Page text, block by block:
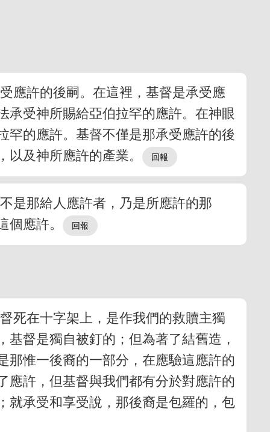
應許的後嗣。在這裡，基督是承受應
承受神所賜給亞伯拉罕的應許。在神眼
罕的應許。基督不僅是那承受應許的後
及神所應許的產業。
是那給人應許者，乃是所應許的那
應許。
死在十字架上，是作我們的救贖主獨
督是獨自被釘的；但為著了結舊造，
那惟一後裔的一部分，在應驗這應許的
應許，但基督與我們都有分於對應許的
就承受和享受說，那後裔是包羅的，包